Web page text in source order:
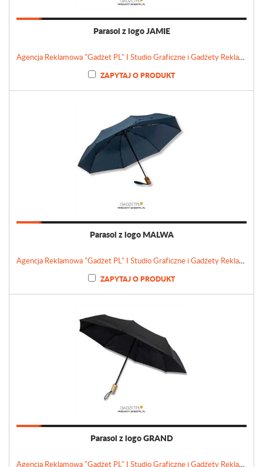
Parasol z logo JAMIE
Agencja Reklamowa "Gadżet PL" I Studio Graficzne i Gadżety Reklamowe
ZAPYTAJ O PRODUKT
Parasol z logo MALWA
Agencja Reklamowa "Gadżet PL" I Studio Graficzne i Gadżety Reklamowe
ZAPYTAJ O PRODUKT
Parasol z logo GRAND
Agencja Reklamowa "Gadżet PL" I Studio Graficzne i Gadżety Reklamowe